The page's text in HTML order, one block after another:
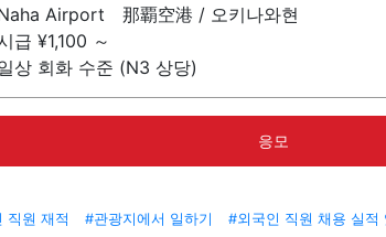
Airport 那覇空港 / 오키나와현
급 ¥1,100 ～
상 회화 수준 (N3 상당)
응모
직원 재적 #관광지에서 일하기 #외국인 직원 채용 실적